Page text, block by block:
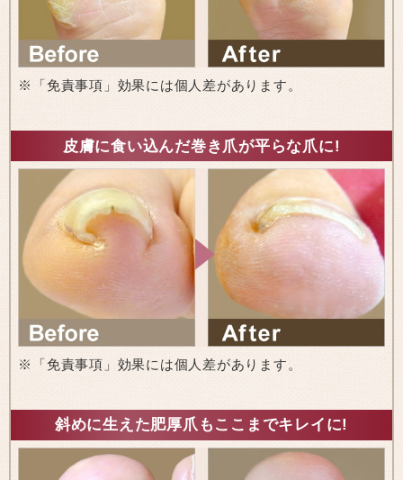
※「免責事項」効果には個人差があります。
皮膚に食い込んだ巻き爪が平らな爪に!
※「免責事項」効果には個人差があります。
斜めに生えた肥厚爪もここまでキレイに!